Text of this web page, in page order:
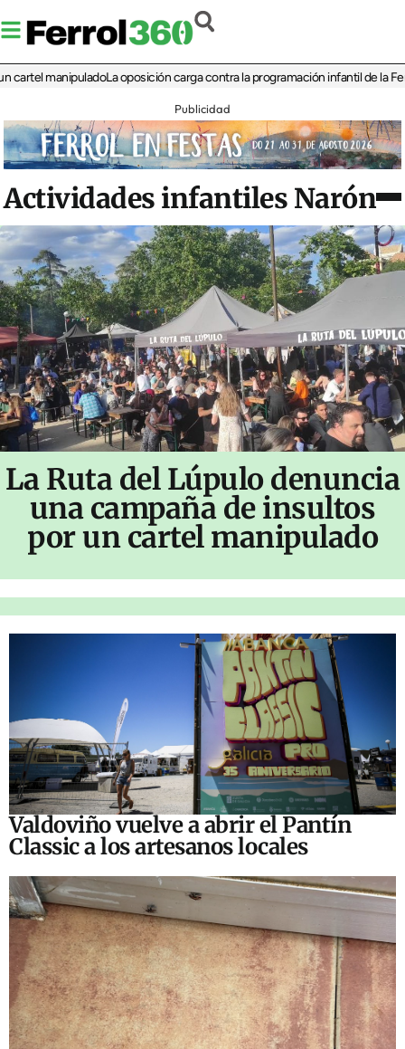
manipuladoLa oposición carga contra la programación infantil de la Feria de
Publicidad
Actividades infantiles Narón
La Ruta del Lúpulo denuncia
una campaña de insultos
por un cartel manipulado
Valdoviño vuelve a abrir el Pantín
Classic a los artesanos locales